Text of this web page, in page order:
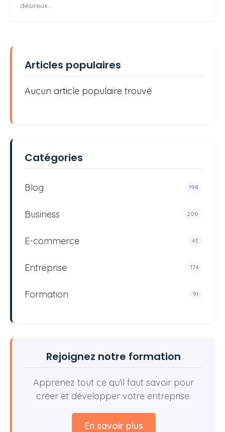
désireux…
Articles populaires
Aucun article populaire trouvé
Catégories
Blog 198
Business 200
E-commerce 43
Entreprise 174
Formation 91
Rejoignez notre formation
Apprenez tout ce qu'il faut savoir pour
créer et développer votre entreprise.
En savoir plus